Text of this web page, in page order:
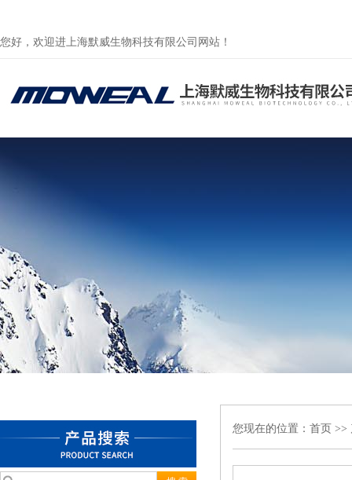
您好，欢迎进上海默威生物科技有限公司网站！
您现在的位置： 首页 >>